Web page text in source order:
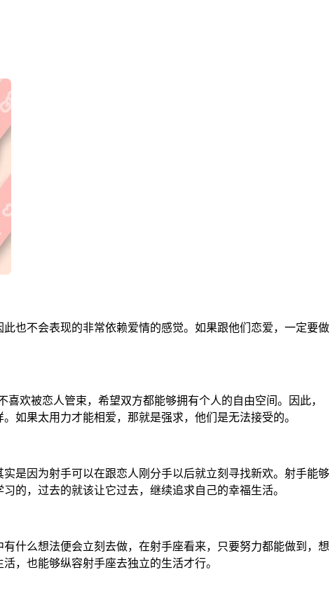
也不会表现的非常依赖爱情的感觉。如果跟他们恋爱，一定要做
欢被恋人管束，希望双方都能够拥有个人的自由空间。因此，
如果太用力才能相爱，那就是强求，他们是无法接受的。
是因为射手可以在跟恋人刚分手以后就立刻寻找新欢。射手能够
的，过去的就该让它过去，继续追求自己的幸福生活。
什么想法便会立刻去做，在射手座看来，只要努力都能做到，想
，也能够纵容射手座去独立的生活才行。